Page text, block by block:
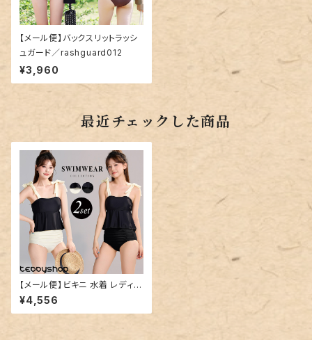
【メール便】バックスリットラッシ
ュガード／rashguard012
¥3,960
最近チェックした商品
【メール便】ビキニ 水着 レディー
ス セパレート 2点セット／hys3
302
¥4,556